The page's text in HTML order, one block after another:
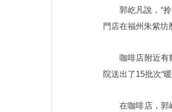
郭屹凡說，“
門店在福州朱紫坊
咖啡店附近
院送出了15批次“
在咖啡店，郭